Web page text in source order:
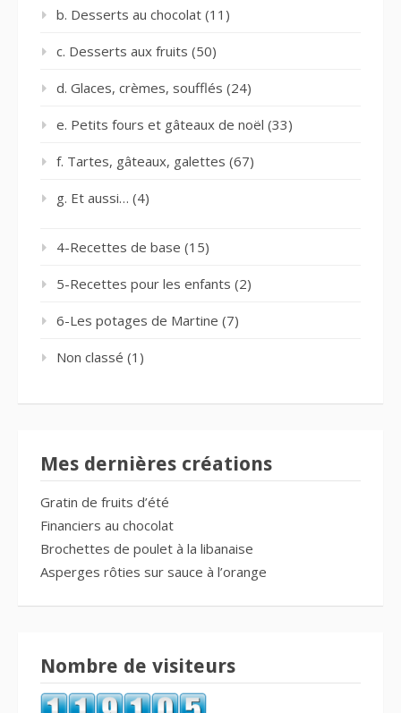
b. Desserts au chocolat (11)
c. Desserts aux fruits (50)
d. Glaces, crèmes, soufflés (24)
e. Petits fours et gâteaux de noël (33)
f. Tartes, gâteaux, galettes (67)
g. Et aussi… (4)
4-Recettes de base (15)
5-Recettes pour les enfants (2)
6-Les potages de Martine (7)
Non classé (1)
Mes dernières créations
Gratin de fruits d’été
Financiers au chocolat
Brochettes de poulet à la libanaise
Asperges rôties sur sauce à l’orange
Nombre de visiteurs